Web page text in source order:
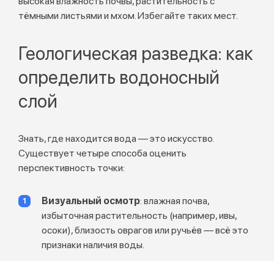
тёмными листьями и мхом. Избегайте таких мест.
Геологическая разведка: как
определить водоносный
слой
Знать, где находится вода — это искусство.
Существует четыре способа оценить
перспективность точки:
Визуальный осмотр: влажная почва,
избыточная растительность (например, ивы,
осоки), близость оврагов или ручьёв — всё это
признаки наличия воды.